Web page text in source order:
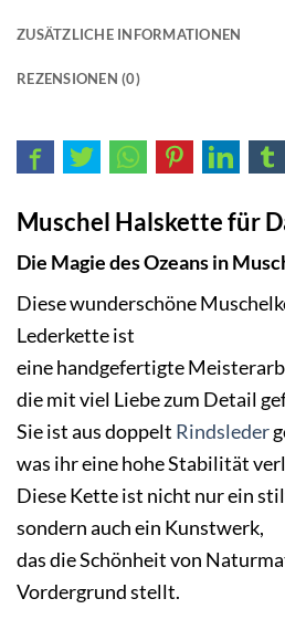
ZUSÄTZLICHE INFORMATIONEN
REZENSIONEN (0)
Muschel Halskette für
Die Magie des Ozeans in
Diese wunderschöne
Lederkette ist
eine handgefertigte
die mit viel Liebe zum Detail
Sie ist aus doppelt Rindsleder
was ihr eine hohe Stabilität
Diese Kette ist nicht nur ein
sondern auch ein Kunstwerk,
das die Schönheit von
Vordergrund stellt.